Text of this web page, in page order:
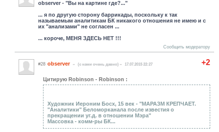
observer - "Вы на картине где?..."
... я по другую сторону баррикады, поскольку к так
называемым аналитикам БК никакого отношения не имею и с
их "анализами" не согласен ...
... короче, МЕНЯ ЗДЕСЬ НЕТ !!!
Сообщить модератору
+2
#28 observer (c нами очень давно) 17.07.2015 22:27
Цитирую Robinson - Robinson :
Художник Иероним Босх, 15 век - "МАРАЗМ КРЕПЧАЕТ.
"Аналитики" Беломорканала после известия о
прекращении уг.д. в отношении Мэра"
Массовка - комм-ры БК...